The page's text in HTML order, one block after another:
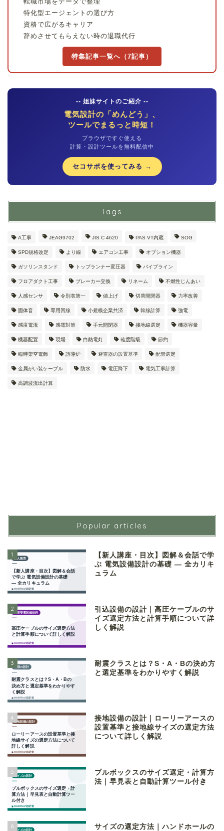
特化型エージェントの選び方
資格で広がるキャリア
辞めさせてもらえない時の退職代行
特集記事一覧へ（7記事）
-- 姐妹サイトのご紹介 --
電気設計の「めんどう」、
ツールでまるっと時短！
ブラウザですぐ使える
計算・設計ツールを無料配信中
セコサポを使ってみる →
Tags
A工事 JEAG9702 JIS C 4620 PAS VT内蔵 SOG
SPD規格改定 より線 エアコン工事 オプション機器
ガソリンスタンド トップランナー変圧器 パイプライン
フロアダクト工事 ブレーカー交換 リネーム 不燃性じんあい
人感センサ 令別表第一 値上げ 切替開閉器 力率改善
固体音 専用回線 小規模企業共済 幹線計算 強電
感度電流 感電対策 手元開閉器 接地線選定 機器容量
機器配置 現場 白熱電灯 確度階級 節約
臨時架空電飾 誘導炉 避雷器の設置基準 配管選定
金属がい装ケーブル 防水 電圧降下 電気工事計算
高調波流出計算
Popular articles
1
【新人講座・目次】図解＆会話で学
ぶ 電気設備設計の基礎 ― 全カリキ
ュラム
2
引込設備の設計｜高圧ケーブルのサ
イズ選定方法と計算手順について詳
しく解説
3
耐震クラスとは？S・A・Bの決め方
と選定基準をわかりやすく解説
4
接地設備の設計｜ローリーアースの
設置基準と接地線サイズの選定方法
について詳しく解説
5
プルボックスのサイズ選定・計算方
法｜早見表と自動計算ツール付き
6
サイズの選定方法｜ハンドホールの